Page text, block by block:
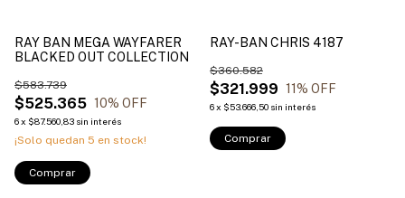
RAY BAN MEGA WAYFARER
BLACKED OUT COLLECTION
$525.365
$583.739
10% OFF
6x $87.560,83 sin interés
¡Solo quedan 5 en stock!
Comprar
RAY-BAN CHRIS 4187
$321.999
$360.582
11% OFF
6x $53.666,50 sin interés
Comprar